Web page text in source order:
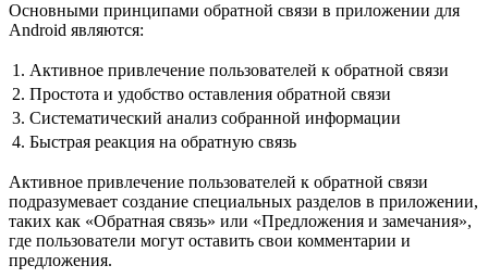
Основными принципами обратной связи в приложении для
Android являются:
1. Активное привлечение пользователей к обратной связи
2. Простота и удобство оставления обратной связи
3. Систематический анализ собранной информации
4. Быстрая реакция на обратную связь
Активное привлечение пользователей к обратной связи
подразумевает создание специальных разделов в приложении,
таких как «Обратная связь» или «Предложения и замечания»,
где пользователи могут оставить свои комментарии и
предложения.